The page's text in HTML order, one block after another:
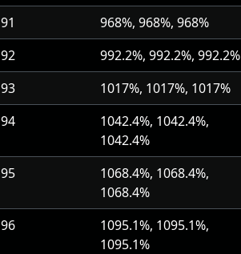
91 968%, 968%, 968%
92 992.2%, 992.2%, 992.2%
93 1017%, 1017%, 1017%
94
1042.4%, 1042.4%,
1042.4%
95
1068.4%, 1068.4%,
1068.4%
96
1095.1%, 1095.1%,
1095.1%